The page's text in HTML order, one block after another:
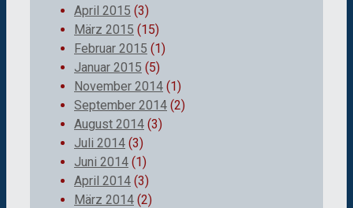
April 2015 (3)
März 2015 (15)
Februar 2015 (1)
Januar 2015 (5)
November 2014 (1)
September 2014 (2)
August 2014 (3)
Juli 2014 (3)
Juni 2014 (1)
April 2014 (3)
März 2014 (2)